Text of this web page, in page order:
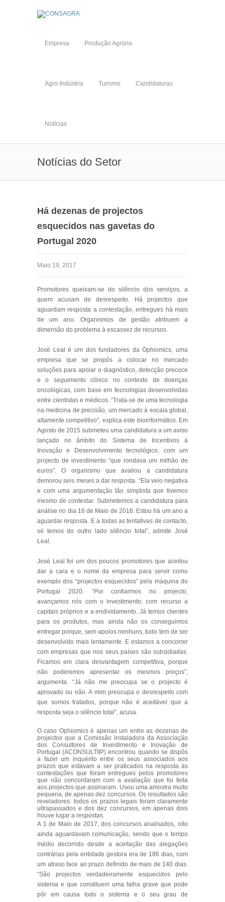
Empresa Produção Agrária
Agro-Indústria Turismo Candidaturas
Notícias
Notícias do Setor
Há dezenas de projectos
esquecidos nas gavetas do
Portugal 2020
Maio 19, 2017
Promotores queixam-se do silêncio dos serviços, a
quem acusam de desrespeito. Há projectos que
aguardam resposta a contestação, entregues há mais
de um ano. Organismos de gestão atribuem a
dimensão do problema à escassez de recursos.
José Leal é um dos fundadores da Ophiomics, uma
empresa que se propôs a colocar no mercado
soluções para apoiar o diagnóstico, detecção precoce
e o seguimento clínico no contexto de doenças
oncológicas, com base em tecnologias desenvolvidas
entre cientistas e médicos. “Trata-se de uma tecnologia
na medicina de precisão, um mercado à escala global,
altamente competitivo”, explica este bioinformático. Em
Agosto de 2015 submeteu uma candidatura a um aviso
lançado no âmbito do Sistema de Incentivos à
Inovação e Desenvolvimento tecnológico, com um
projecto de investimento “que rondava um milhão de
euros”. O organismo que avaliou a candidatura
demorou seis meses a dar resposta. “Ela veio negativa
e com uma argumentação tão simplista que tivemos
mesmo de contestar. Submetemos a candidatura para
análise no dia 16 de Maio de 2016. Estou há um ano a
aguardar resposta. E a todas as tentativas de contacto,
só temos do outro lado silêncio total”, admite José
Leal.
José Leal foi um dos poucos promotores que aceitou
dar a cara e o nome da empresa para servir como
exemplo dos “projectos esquecidos” pela máquina do
Portugal 2020. “Por confiarmos no projecto,
avançamos nós com o investimento, com recurso a
capitais próprios e a endividamento. Já temos clientes
para os produtos, mas ainda não os conseguimos
entregar porque, sem apoios nenhuns, tudo tem de ser
desenvolvido mais lentamente. E estamos a concorrer
com empresas que nos seus países são subsidiadas.
Ficamos em clara desvantagem competitiva, porque
não poderemos apresentar os mesmos preços”,
argumenta. “Já não me preocupa se o projecto é
aprovado ou não. A mim preocupa o desrespeito com
que somos tratados, porque não é aceitável que a
resposta seja o silêncio total”, acusa.
O caso Ophiomics é apenas um entre as dezenas de
projectos que a Comissão instaladora da Associação
dos Consultores de Investimento e Inovação de
Portugal (ACONSULTIIP) encontrou quando se dispôs
a fazer um inquérito entre os seus associados aos
prazos que estavam a ser praticados na resposta às
contestações que foram entregues pelos promotores
que não concordaram com a avaliação que foi feita
aos projectos que assinaram. Usou uma amostra muito
pequena, de apenas dez concursos. Os resultados são
reveladores: todos os prazos legais foram claramente
ultrapassados e dos dez concursos, em apenas dois
houve lugar a respostas.
A 1 de Maio de 2017, dos concursos analisados, oito
ainda aguardavam comunicação, sendo que o tempo
médio decorrido desde a aceitação das alegações
contrárias pela entidade gestora era de 186 dias, com
um atraso face ao prazo definido de mais de 140 dias.
“São projectos verdadeiramente esquecidos pelo
sistema e que constituem uma falha grave que pode
pôr em causa todo o sistema e o seu grau de